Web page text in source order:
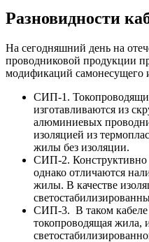
Разновидности
На сегодняшний день на
проводниковой продукции
модификаций самонесущего
СИП-1.
изготавливаются из
алюминиевых
изоляцией из
жилы без изоляции.
СИП-2. Конструктивно
однако отличаются
жилы. В качестве
СИП-3. В таком кабеле
токопроводящая жила,